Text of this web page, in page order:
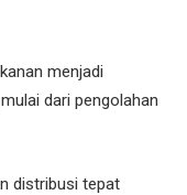
menjadi
dari pengolahan
distribusi tepat